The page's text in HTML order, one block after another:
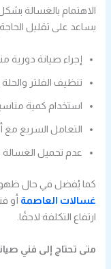
الاهتمام بالغسالة
يساعد على تقليل
إجراء صيانة دورية
تنظيف الفلتر
استخدام كمية
التعامل السريع
عدم تحميل الغسالة
كما يُفضل في حال
غسالات العاصمة أو
ارتفاع التكلفة لاحقًا.
متى تحتاج إلى فني